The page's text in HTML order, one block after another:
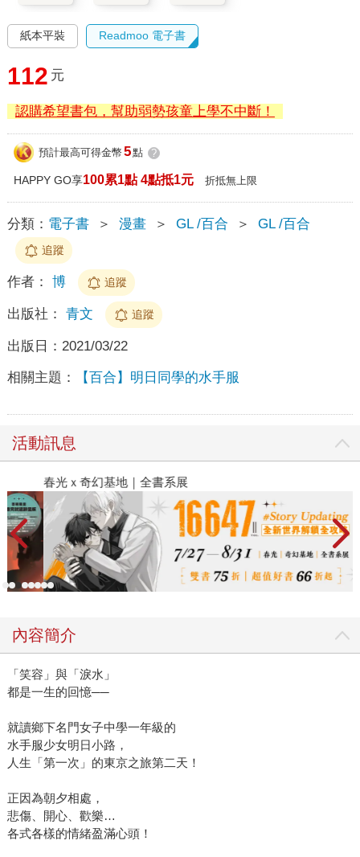
紙本平裝 Readmoo 電子書
112 元
認購希望書包，幫助弱勢孩童上學不中斷！
預計最高可得金幣 5點 ?
HAPPY GO享100累1點 4點抵1元 折抵無上限
分類： 電子書 ＞ 漫畫 ＞ GL /百合 ＞ GL /百合
追蹤
作者： 博 追蹤
出版社： 青文 追蹤
出版日： 2021/03/22
相關主題： 【百合】明日同學的水手服
活動訊息
春光ｘ奇幻基地｜全書系展
內容簡介
「笑容」與「淚水」
都是一生的回憶──
就讀鄉下名門女子中學一年級的
水手服少女明日小路，
人生「第一次」的東京之旅第二天！
正因為朝夕相處，
悲傷、開心、歡樂…
各式各樣的情緒盈滿心頭！